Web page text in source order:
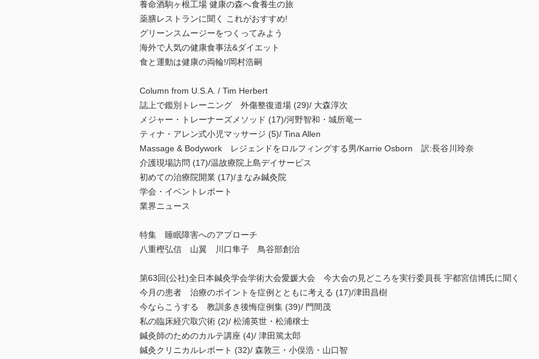
養命酒駒ヶ根工場 健康の森へ食養生の旅
薬膳レストランに聞く これがおすすめ!
グリーンスムージーをつくってみよう
海外で人気の健康食事法&ダイエット
食と運動は健康の両輪!/岡村浩嗣
Column from U.S.A. / Tim Herbert
誌上で鑑別トレーニング 外傷整復道場 (29)/ 大森淳次
メジャー・トレーナーズメソッド (17)/河野智和・城所竜一
ティナ・アレン式小児マッサージ (5)/ Tina Allen
Massage & Bodywork レジェンドをロルフィングする男/Karrie Osborn 訳:長谷川玲奈
介護現場訪問 (17)/温故療院上島デイサービス
初めての治療院開業 (17)/まなみ鍼灸院
学会・イベントレポート
業界ニュース
特集 睡眠障害へのアプローチ
八重樫弘信 山翼 川口隼子 鳥谷部創治
第63回(公社)全日本鍼灸学会学術大会愛媛大会 今大会の見どころを実行委員長 宇都宮信博氏に聞く
今月の患者 治療のポイントを症例とともに考える (17)/津田昌樹
今ならこうする 教訓多き後悔症例集 (39)/ 門間茂
私の臨床経穴取穴術 (2)/ 松浦英世・松浦穣士
鍼灸師のためのカルテ講座 (4)/ 津田篤太郎
鍼灸クリニカルレポート (32)/ 森敦三・小俣浩・山口智